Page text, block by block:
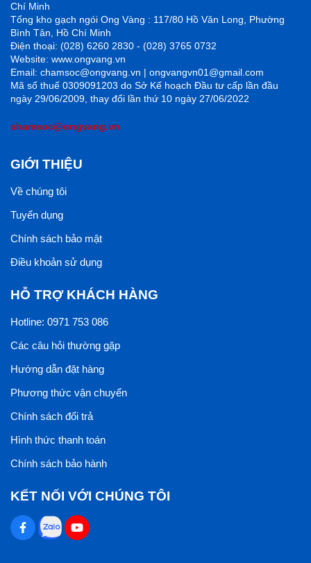
Chí Minh
Tổng kho gạch ngói Ong Vàng : 117/80 Hồ Văn Long, Phường
Bình Tân, Hồ Chí Minh
Điện thoại: (028) 6260 2830 - (028) 3765 0732
Website: www.ongvang.vn
Email: chamsoc@ongvang.vn | ongvangvn01@gmail.com
Mã số thuế 0309091203 do Sở Kế hoạch Đầu tư cấp lần đầu
ngày 29/06/2009, thay đổi lần thứ 10 ngày 27/06/2022
chamsoc@ongvang.vn
GIỚI THIỆU
Về chúng tôi
Tuyển dụng
Chính sách bảo mật
Điều khoản sử dụng
HỖ TRỢ KHÁCH HÀNG
Hotline: 0971 753 086
Các câu hỏi thường gặp
Hướng dẫn đặt hàng
Phương thức vận chuyển
Chính sách đổi trả
Hình thức thanh toán
Chính sách bảo hành
KẾT NỐI VỚI CHÚNG TÔI